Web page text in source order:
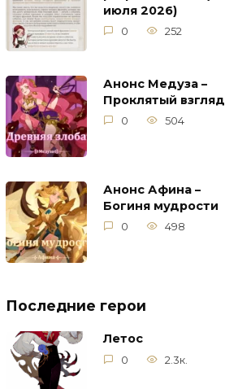
июля 2026)
0 252
Анонс Медуза –
Проклятый взгляд
0 504
Анонс Афина –
Богиня мудрости
0 498
Последние герои
Летос
0 2.3к.